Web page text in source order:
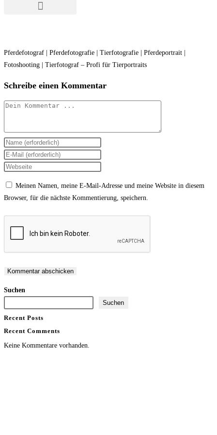
Pferdefotograf | Pferdefotografie | Tierfotografie | Pferdeportrait |
Fotoshooting | Tierfotograf – Profi für Tierportraits
Schreibe einen Kommentar
Meinen Namen, meine E-Mail-Adresse und meine Website in diesem
Browser, für die nächste Kommentierung, speichern.
Suchen
Suchen
Recent Posts
Recent Comments
Keine Kommentare vorhanden.